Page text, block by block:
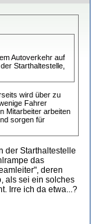
Autoverkehr auf
Starthaltestelle,
wird über zu
Fahrer
Mitarbeiter arbeiten
sorgen für
der Starthaltestelle
das
deren
als sei ein solches
Irre ich da etwa...?